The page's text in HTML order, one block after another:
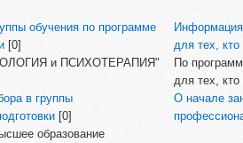
обучения по программе
[0]
и ПСИХОТЕРАПИЯ"
Информация
для тех,
По
для тех,
в группы
[0]
образование
О начале